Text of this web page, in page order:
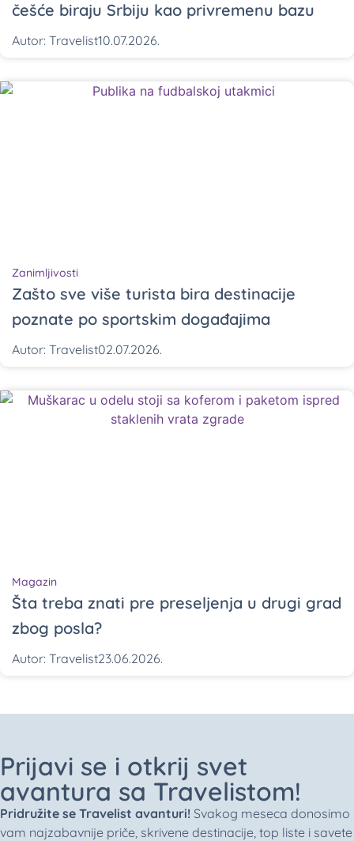
češće biraju Srbiju kao privremenu bazu
Autor: Travelist10.07.2026.
Zanimljivosti
Zašto sve više turista bira destinacije
poznate po sportskim događajima
Autor: Travelist02.07.2026.
Magazin
Šta treba znati pre preseljenja u drugi grad
zbog posla?
Autor: Travelist23.06.2026.
Prijavi se i otkrij svet
avantura sa Travelistom!
Pridružite se Travelist avanturi! Svakog meseca donosimo
vam najzabavnije priče, skrivene destinacije, top liste i savete